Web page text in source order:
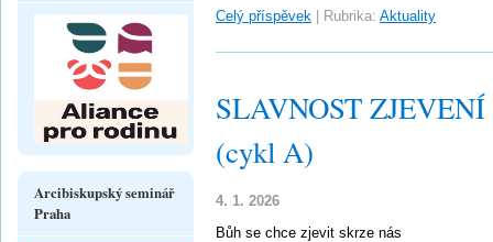
Celý příspěvek Rubrika: Aktuality
SLAVNOST
(cykl A)
4. 1. 2026
Bůh se chce zjevit skrze nás
Arcibiskupský seminář
Praha